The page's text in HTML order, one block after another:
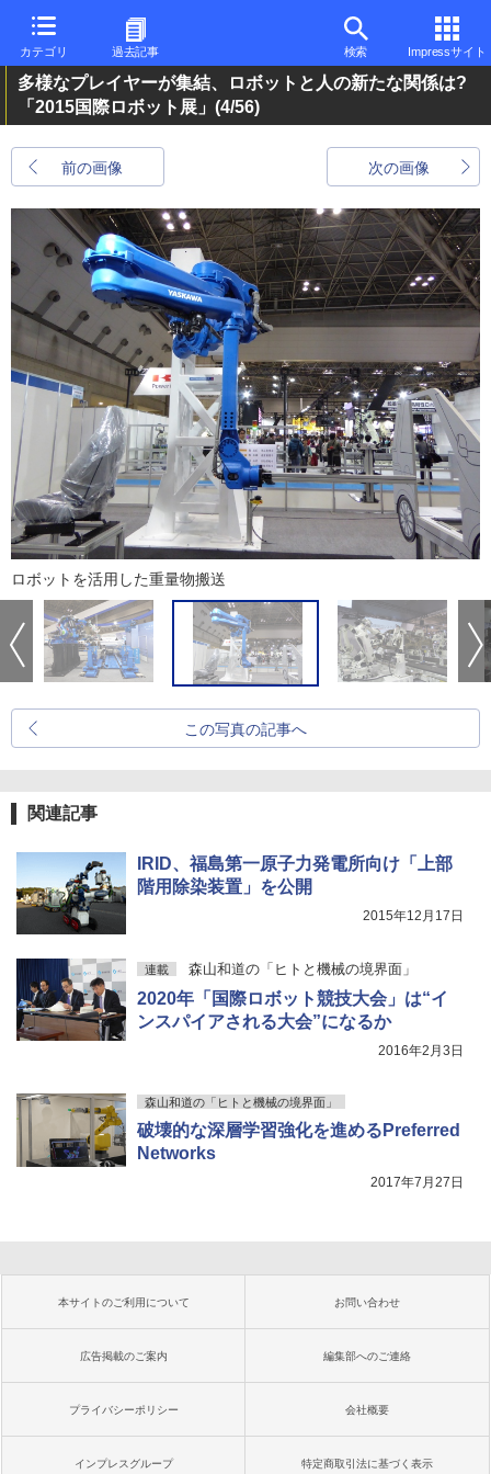
カテゴリ 過去記事 検索 Impressサイト
多様なプレイヤーが集結、ロボットと人の新たな関係は?
「2015国際ロボット展」 (4/56)
前の画像 次の画像
ロボットを活用した重量物搬送
この写真の記事へ
関連記事
IRID、福島第一原子力発電所向け「上部
階用除染装置」を公開
2015年12月17日
連載 森山和道の「ヒトと機械の境界面」
2020年「国際ロボット競技大会」は“イ
ンスパイアされる大会”になるか
2016年2月3日
森山和道の「ヒトと機械の境界面」
破壊的な深層学習強化を進めるPreferred
Networks
2017年7月27日
本サイトのご利用について お問い合わせ
広告掲載のご案内 編集部へのご連絡
プライバシーポリシー 会社概要
インプレスグループ 特定商取引法に基づく表示